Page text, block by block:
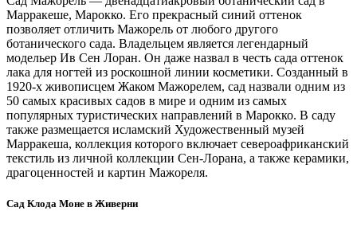
Марракеше, Марокко. Его прекрасный синий оттенок
позволяет отличить Мажорель от любого другого
ботанического сада. Владельцем является легендарный
модельер Ив Сен Лоран. Он даже назвал в честь сада оттенок
лака для ногтей из роскошной линии косметики. Созданный в
1920-х живописцем Жаком Мажорелем, сад назвали одним из
50 самых красивых садов в мире и одним из самых
популярных туристических направлений в Марокко. В саду
также размещается исламский Художественный музей
Марракеша, коллекция которого включает североафриканский
текстиль из личной коллекции Сен-Лорана, а также керамики,
драгоценностей и картин Мажореля.
Сад Клода Моне в Живерни